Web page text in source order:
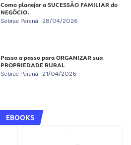
Como planejar a SUCESSÃO FAMILIAR do
NEGÓCIO.
Sebrae Paraná 28/04/2026
Passo a passo para ORGANIZAR sua
PROPRIEDADE RURAL
Sebrae Paraná 21/04/2026
EBOOKS